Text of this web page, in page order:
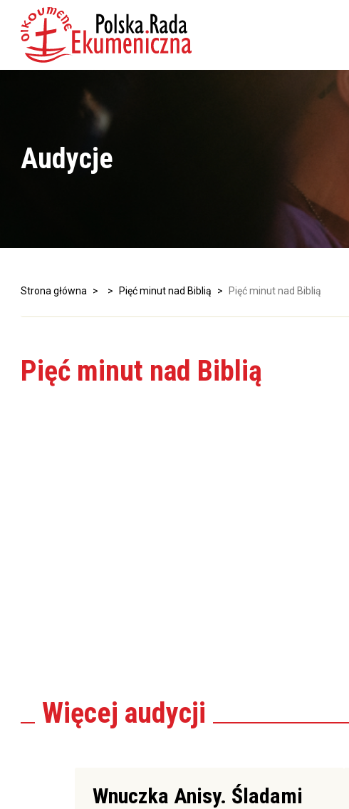
Audycje
Strona główna > > Pięć minut nad Biblią > Pięć minut nad Biblią
Pięć minut nad Biblią
Więcej audycji
Wnuczka Anisy. Śladami